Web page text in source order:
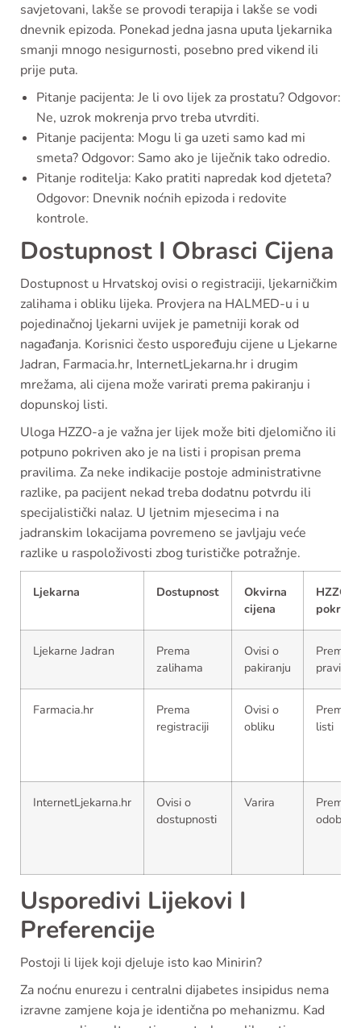
savjetovani, lakše se provodi terapija i lakše se vodi
dnevnik epizoda. Ponekad jedna jasna uputa ljekarnika
smanji mnogo nesigurnosti, posebno pred vikend ili
prije puta.
Pitanje pacijenta: Je li ovo lijek za prostatu? Odgovor:
Ne, uzrok mokrenja prvo treba utvrditi.
Pitanje pacijenta: Mogu li ga uzeti samo kad mi
smeta? Odgovor: Samo ako je liječnik tako odredio.
Pitanje roditelja: Kako pratiti napredak kod djeteta?
Odgovor: Dnevnik noćnih epizoda i redovite
kontrole.
Dostupnost I Obrasci Cijena
Dostupnost u Hrvatskoj ovisi o registraciji, ljekarničkim
zalihama i obliku lijeka. Provjera na HALMED-u i u
pojedinačnoj ljekarni uvijek je pametniji korak od
nagađanja. Korisnici često uspoređuju cijene u Ljekarne
Jadran, Farmacia.hr, InternetLjekarna.hr i drugim
mrežama, ali cijena može varirati prema pakiranju i
dopunskoj listi.
Uloga HZZO-a je važna jer lijek može biti djelomično ili
potpuno pokriven ako je na listi i propisan prema
pravilima. Za neke indikacije postoje administrativne
razlike, pa pacijent nekad treba dodatnu potvrdu ili
specijalistički nalaz. U ljetnim mjesecima i na
jadranskim lokacijama povremeno se javljaju veće
razlike u raspoloživosti zbog turističke potražnje.
Ljekarna Dostupnost
Okvirna
cijena
HZZO
pokriće
Ljekarne Jadran
Prema
zalihama
Ovisi o
pakiranju
Prema
Farmacia.hr
Prema
registraciji
Ovisi o
obliku
Prema
listi
InternetLjekarna.hr
Ovisi o
dostupnosti
Varira
Prema
Usporedivi Lijekovi I
Preferencije
Postoji li lijek koji djeluje isto kao Minirin?
Za noćnu enurezu i centralni dijabetes insipidus nema
izravne zamjene koja je identična po mehanizmu. Kad